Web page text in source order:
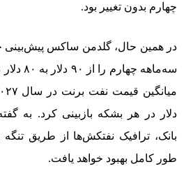
چهارم بدون تغییر بود.
در همین حال، گلدمن ساکس پیش‌بینی
سه‌ماهه
دلار در هر بشکه بازبینی کرد. به
بانک، ترافیک نفتکش‌ها از طریق تنگه
طور کامل بهبود خواهد یافت.